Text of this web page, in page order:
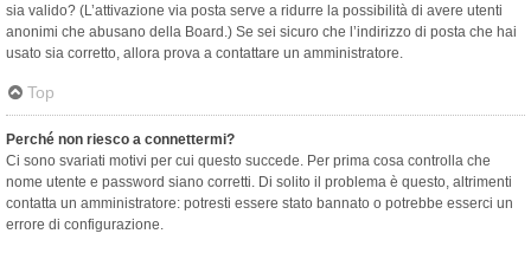
sia valido? (L’attivazione via posta serve a ridurre la possibilità di avere utenti
anonimi che abusano della Board.) Se sei sicuro che l’indirizzo di posta che hai
usato sia corretto, allora prova a contattare un amministratore.
Top
Perché non riesco a connettermi?
Ci sono svariati motivi per cui questo succede. Per prima cosa controlla che
nome utente e password siano corretti. Di solito il problema è questo, altrimenti
contatta un amministratore: potresti essere stato bannato o potrebbe esserci un
errore di configurazione.